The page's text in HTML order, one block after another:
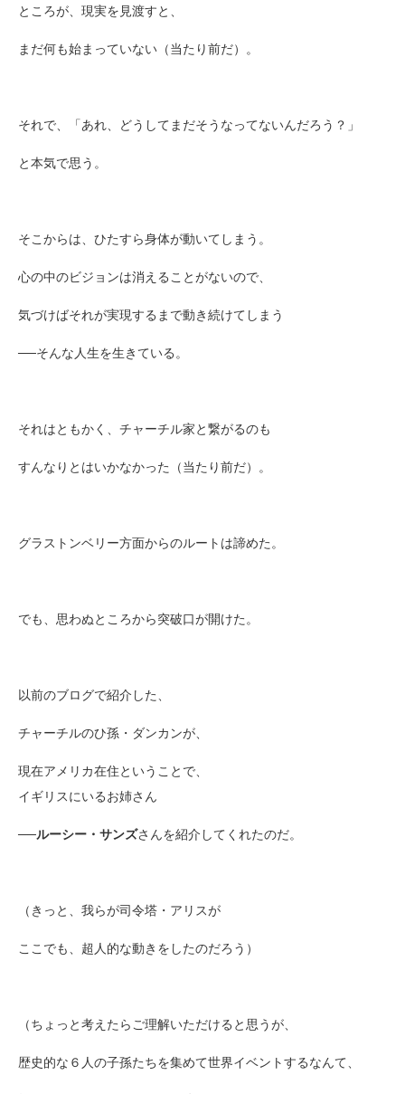
ところが、現実を見渡すと、
まだ何も始まっていない（当たり前だ）。
それで、「あれ、どうしてまだそうなってないんだろう？」
と本気で思う。
そこからは、ひたすら身体が動いてしまう。
心の中のビジョンは消えることがないので、
気づけばそれが実現するまで動き続けてしまう
──そんな人生を生きている。
それはともかく、チャーチル家と繋がるのも
すんなりとはいかなかった（当たり前だ）。
グラストンベリー方面からのルートは諦めた。
でも、思わぬところから突破口が開けた。
以前のブログで紹介した、
チャーチルのひ孫・ダンカンが、
現在アメリカ在住ということで、
イギリスにいるお姉さん
──ルーシー・サンズさんを紹介してくれたのだ。
（きっと、我らが司令塔・アリスが
ここでも、超人的な動きをしたのだろう）
（ちょっと考えたらご理解いただけると思うが、
歴史的な６人の子孫たちを集めて世界イベントするなんて、